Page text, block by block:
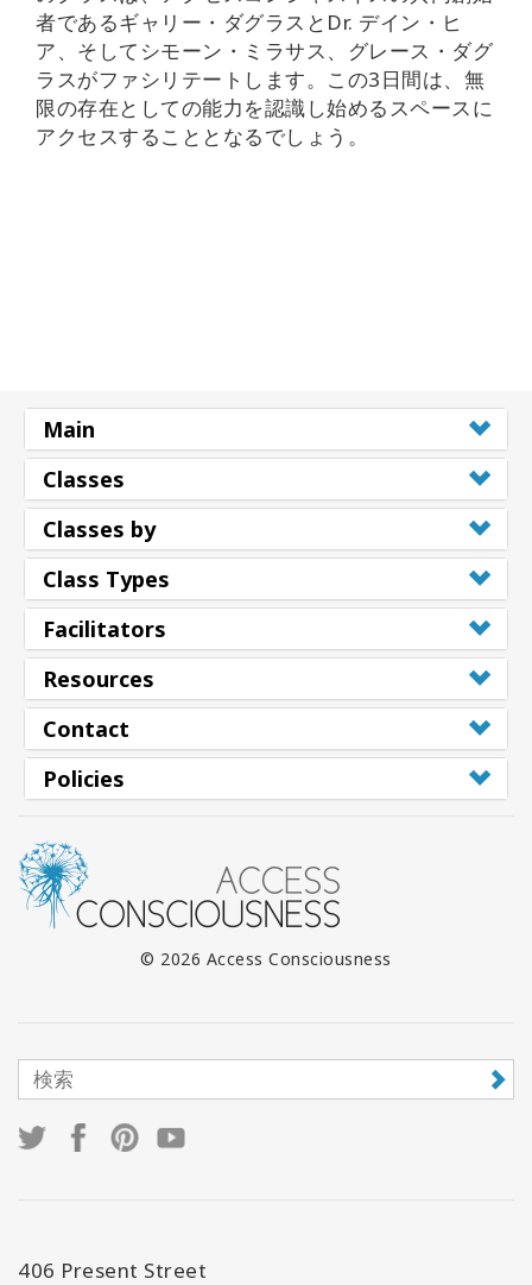
フ
ァ
シ
リ
テ
ー
先
索
者であるギャリー・ダグラスとDr. デイン・ヒ
ア、そしてシモーン・ミラサス、グレース・ダグ
ラスがファシリテートします。この3日間は、無
限の存在としての能力を認識し始めるスペースに
アクセスすることとなるでしょう。
Main
Classes
Classes by
Class Types
Facilitators
Resources
Contact
Policies
© 2026 Access Consciousness
406 Present Street